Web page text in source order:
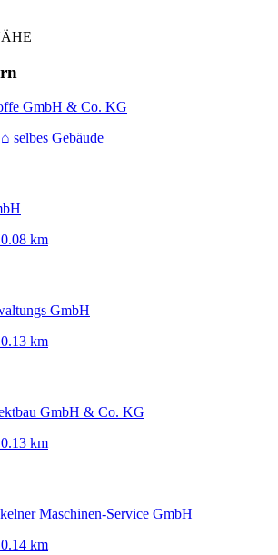
GmbH & Co. KG
selbes Gebäude
km
GmbH
km
GmbH & Co. KG
km
Maschinen-Service GmbH
km